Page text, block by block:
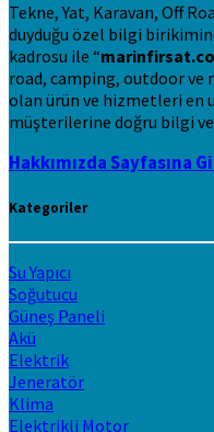
Tekne, Yat, Karavan, Off
duyduğu özel bilgi
kadrosu ile “
road, camping, outdoor ve
olan ürün ve hizmetleri en
müşterilerine doğru bilgi
Hakkımızda Sayfasına
Kategoriler
Su Yapıcı
Soğutucu
Güneş Paneli
Akü
Elektrik
Jeneratör
Klima
Elektrikli Motor